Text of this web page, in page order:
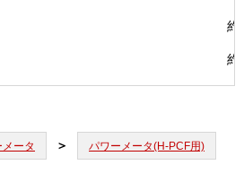
約
約
ータ パワーメータ(H-PCF用)